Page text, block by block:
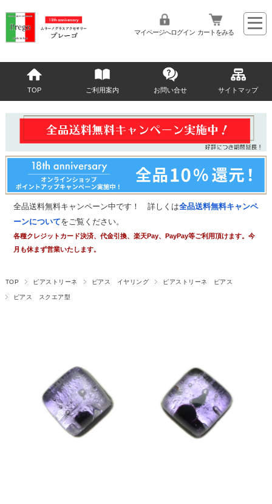
マイページへログイン カートをみる
TOP ご利用案内 お問い合せ サイトマップ
全品送料無料キャンペーン中です！ 詳しくは全品送料無料キャンペ
ーンについてをご覧ください。
各種クレジットカード決済、代金引換、楽天Pay、PayPay等ご利用頂けます。今
月も休まず営業いたします。
TOP ピアストリーネ ピアス イヤリング ピアストリーネ ピアス
ピアス スクエア型